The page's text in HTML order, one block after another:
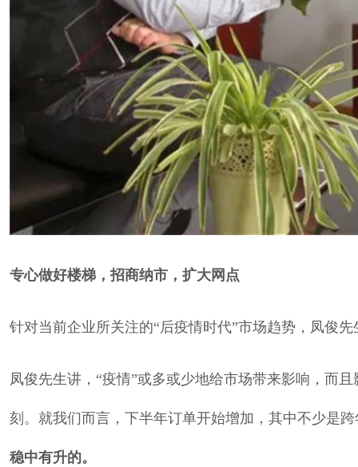
专心做好楼梯，招商纳市，扩大网点
针对当前企业所关注的“后疫情时代”市场趋势，凤俊
凤俊先生讲，“疫情”或多或少地给市场带来影响，而
刻。就我们而言，下半年订单开始增加，其中不少是
稳中有升的。